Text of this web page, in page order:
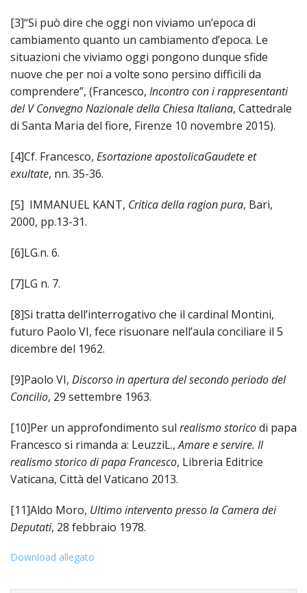
[3]“Si può dire che oggi non viviamo un’epoca di
cambiamento quanto un cambiamento d’epoca. Le
situazioni che viviamo oggi pongono dunque sfide
nuove che per noi a volte sono persino difficili da
comprendere”, (Francesco, Incontro con i rappresentanti
del V Convegno Nazionale della Chiesa Italiana, Cattedrale
di Santa Maria del fiore, Firenze 10 novembre 2015).
[4]Cf. Francesco, Esortazione apostolicaGaudete et
exultate, nn. 35-36.
[5] IMMANUEL KANT, Critica della ragion pura, Bari,
2000, pp.13-31.
[6]LG.n. 6.
[7]LG n. 7.
[8]Si tratta dell’interrogativo che il cardinal Montini,
futuro Paolo VI, fece risuonare nell’aula conciliare il 5
dicembre del 1962.
[9]Paolo VI, Discorso in apertura del secondo periodo del
Concilio, 29 settembre 1963.
[10]Per un approfondimento sul realismo storicodi papa
Francesco si rimanda a: LeuzziL.,Amare e servire. Il
realismo storico di papa Francesco, Libreria Editrice
Vaticana, Città del Vaticano 2013.
[11]Aldo Moro, Ultimo intervento presso la Camera dei
Deputati, 28 febbraio 1978.
Download allegato